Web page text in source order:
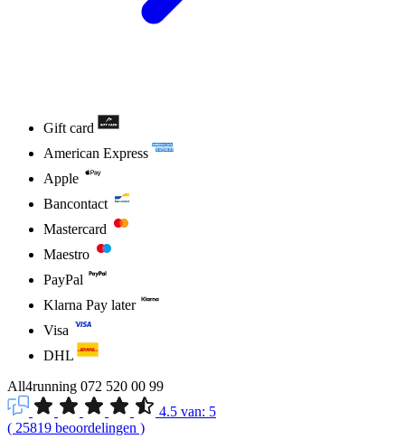
Gift card
American Express
Apple
Bancontact
Mastercard
Maestro
PayPal
Klarna Pay later
Visa
DHL
All4running 072 520 00 99
4.5 van: 5
( 25819 beoordelingen )